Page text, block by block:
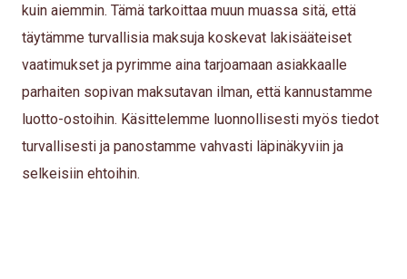
kuin aiemmin. Tämä tarkoittaa muun muassa sitä, että
täytämme turvallisia maksuja koskevat lakisääteiset
vaatimukset ja pyrimme aina tarjoamaan asiakkaalle
parhaiten sopivan maksutavan ilman, että kannustamme
luotto-ostoihin. Käsittelemme luonnollisesti myös tiedot
turvallisesti ja panostamme vahvasti läpinäkyviin ja
selkeisiin ehtoihin.